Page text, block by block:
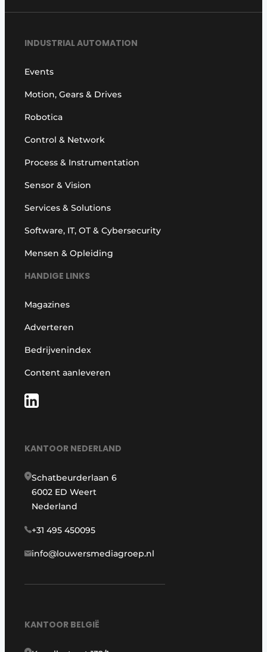
INDUSTRIAL AUTOMATION
Events
Motion, Gears & Drives
Robotica
Control & Network
Process & Instrumentation
Sensor & Vision
Services & Solutions
Software, IT, OT & Cybersecurity
Mensen & Opleiding
HANDIGE LINKS
Magazines
Adverteren
Bedrijvenindex
Content aanleveren
KANTOOR NEDERLAND
Schatbeurderlaan 6
6002 ED Weert
Nederland
+31 495 450095
info@louwersmediagroep.nl
KANTOOR BELGIË